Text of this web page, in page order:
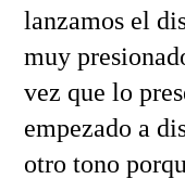
lanzamos el
muy
vez que lo
empezado a
otro tono